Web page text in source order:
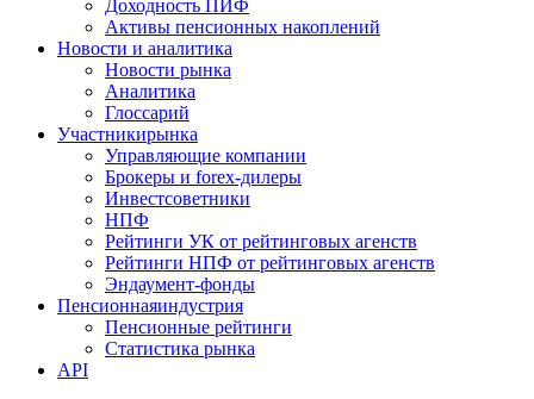
Доходность ПИФ
Активы пенсионных накоплений
Новости и аналитика
Новости рынка
Аналитика
Глоссарий
Участникирынка
Управляющие компании
Брокеры и forex-дилеры
Инвестсоветники
НПФ
Рейтинги УК от рейтинговых агенств
Рейтинги НПФ от рейтинговых агенств
Эндаумент-фонды
Пенсионнаяиндустрия
Пенсионные рейтинги
Статистика рынка
API